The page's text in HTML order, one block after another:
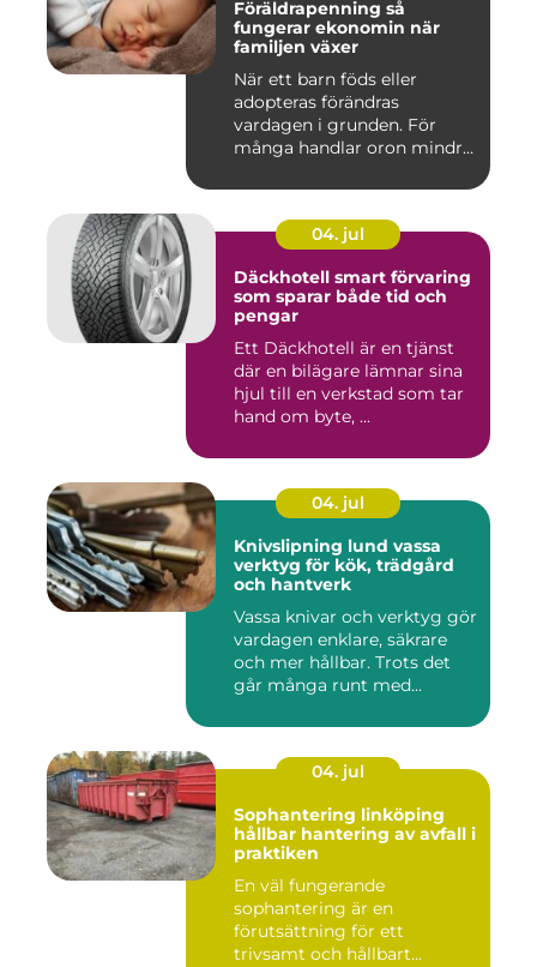
Föräldrapenning så
fungerar ekonomin när
familjen växer
När ett barn föds eller
adopteras förändras
vardagen i grunden. För
många handlar oron mindre
04. jul
Däckhotell smart förvaring
som sparar både tid och
pengar
Ett Däckhotell är en tjänst
där en bilägare lämnar sina
hjul till en verkstad som tar
hand om byte, ...
04. jul
Knivslipning lund vassa
verktyg för kök, trädgård
och hantverk
Vassa knivar och verktyg gör
vardagen enklare, säkrare
och mer hållbar. Trots det
går många runt med...
04. jul
Sophantering linköping
hållbar hantering av avfall i
praktiken
En väl fungerande
sophantering är en
förutsättning för ett
trivsamt och hållbart